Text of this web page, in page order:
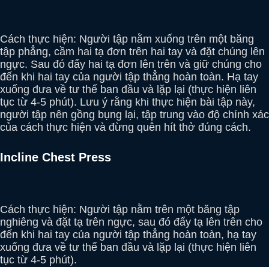
Cách thực hiện: Người tập nằm xuống trên một băng
tập phẳng, cầm hai tạ đơn trên hai tay và đặt chúng lên
ngực. Sau đó đẩy hai tạ đơn lên trên và giữ chúng cho
đến khi hai tay của người tập thẳng hoàn toàn. Hạ tay
xuống đưa về tư thế ban đầu và lặp lại (thực hiện liên
tục từ 4-5 phút). Lưu ý rằng khi thực hiện bài tập này,
người tập nên gồng bụng lại, tập trung vào độ chính xác
của cách thực hiện và đừng quên hít thở đúng cách.
Incline Chest Press
Cách thực hiện: Người tập nằm trên một băng tập
nghiêng và đặt tạ trên ngực, sau đó đẩy tạ lên trên cho
đến khi hai tay của người tập thẳng hoàn toàn, hạ tay
xuống đưa về tư thế ban đầu và lặp lại (thực hiện liên
tục từ 4-5 phút).